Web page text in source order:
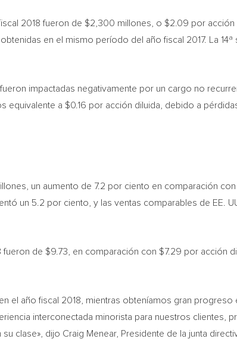
2018 fueron de $2,300 millones, o $2.09 por acción
en el mismo período del año fiscal 2017. La
impactadas negativamente por un cargo no
equivalente a $0.16 por acción diluida, debido a
un aumento de 7.2 por ciento en comparación con
un 5.2 por ciento, y las ventas comparables de EE.
fueron de $9.73 , en comparación con $7.29 por acción
el año fiscal 2018, mientras obteníamos gran
interconectada minorista para nuestros clientes,
clase», dijo Craig Menear, Presidente de la junta